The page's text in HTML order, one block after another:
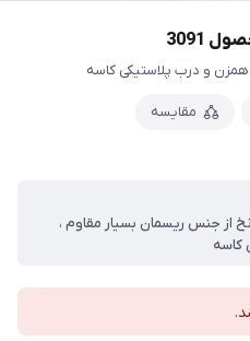
3091
مقایسه
روی درب رندوم ، 5 تیغ،نخ از جنس ریسمان بسیار مقاوم ،
کاسه